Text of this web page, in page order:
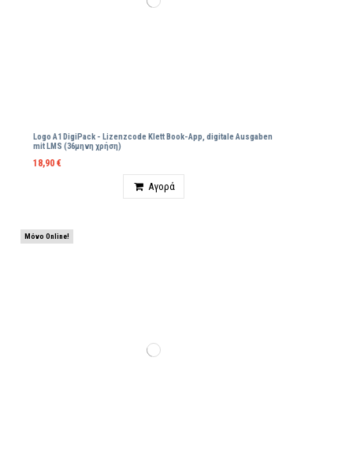
Logo A1 DigiPack - Lizenzcode Klett Βοοk-App, digitale Ausgaben
mit LMS (36μηνη χρήση)
18,90 €
Αγορά
Μόνο Online!